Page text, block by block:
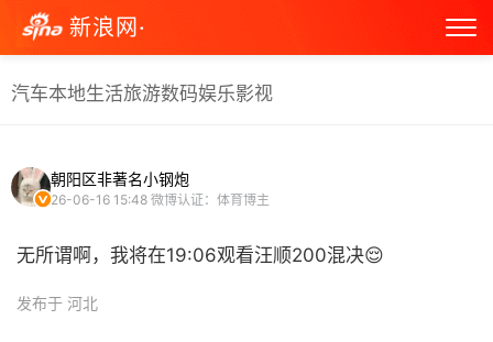
新浪网·
汽车本地生活旅游数码娱乐影视
朝阳区非著名小钢炮
26-06-16 15:48 微博认证：体育博主
无所谓啊，我将在19:06观看汪顺200混决😌 ​
发布于 河北